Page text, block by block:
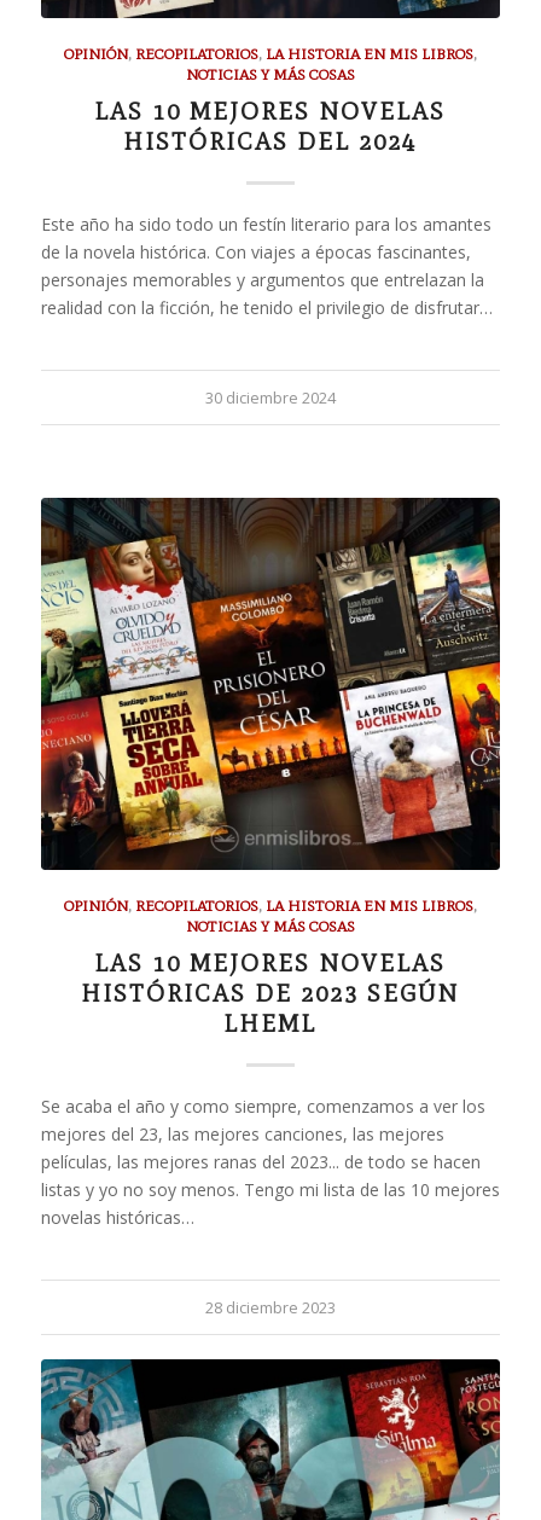
OPINIÓN, RECOPILATORIOS, LA HISTORIA EN MIS LIBROS,
NOTICIAS Y MÁS COSAS
LAS 10 MEJORES NOVELAS
HISTÓRICAS DEL 2024
Este año ha sido todo un festín literario para los amantes
de la novela histórica. Con viajes a épocas fascinantes,
personajes memorables y argumentos que entrelazan la
realidad con la ficción, he tenido el privilegio de disfrutar…
30 diciembre 2024
OPINIÓN, RECOPILATORIOS, LA HISTORIA EN MIS LIBROS,
NOTICIAS Y MÁS COSAS
LAS 10 MEJORES NOVELAS
HISTÓRICAS DE 2023 SEGÚN
LHEML
Se acaba el año y como siempre, comenzamos a ver los
mejores del 23, las mejores canciones, las mejores
películas, las mejores ranas del 2023... de todo se hacen
listas y yo no soy menos. Tengo mi lista de las 10 mejores
novelas históricas…
28 diciembre 2023